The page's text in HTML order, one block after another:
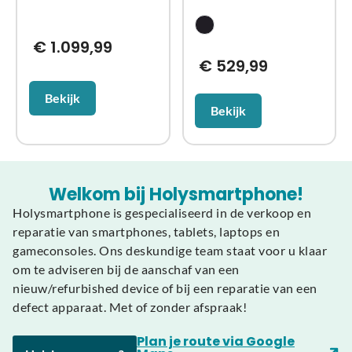
€1.099,99
Bekijk
€ 529,99
Bekijk
Welkom bij Holysmartphone!
Holysmartphone is gespecialiseerd in de verkoop en
reparatie van smartphones, tablets, laptops en
gameconsoles. Ons deskundige team staat voor u klaar
om te adviseren bij de aanschaf van een
nieuw/refurbished device of bij een reparatie van een
defect apparaat. Met of zonder afspraak!
Plan je route via Google